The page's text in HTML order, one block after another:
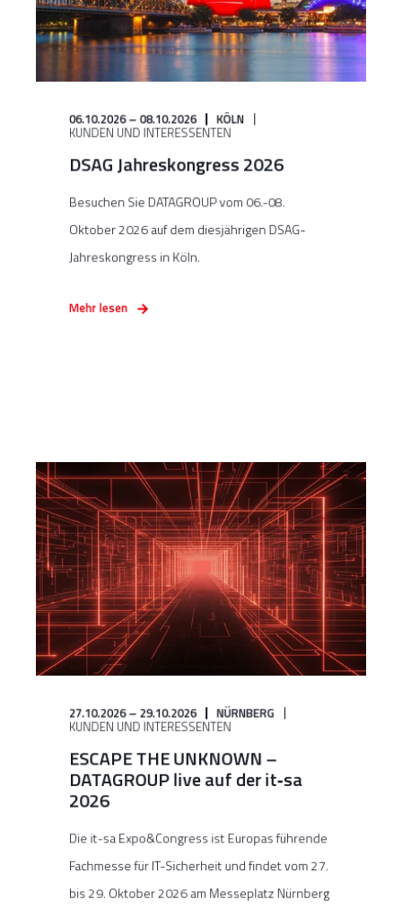
06.10.2026 – 08.10.2026 KÖLN
KUNDEN UND INTERESSENTEN
DSAG Jahreskongress 2026
Besuchen Sie DATAGROUP vom 06.-08.
Oktober 2026 auf dem diesjährigen DSAG-
Jahreskongress in Köln.
Mehr lesen
27.10.2026 – 29.10.2026 NÜRNBERG
KUNDEN UND INTERESSENTEN
ESCAPE THE UNKNOWN –
DATAGROUP live auf der it‑sa
2026
Die it-sa Expo&Congress ist Europas führende
Fachmesse für IT-Sicherheit und findet vom 27.
bis 29. Oktober 2026 am Messeplatz Nürnberg